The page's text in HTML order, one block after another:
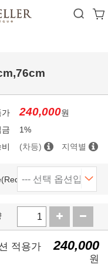
가 240,000원
금
1%
(차등) 지역별
적용가 240,000
원